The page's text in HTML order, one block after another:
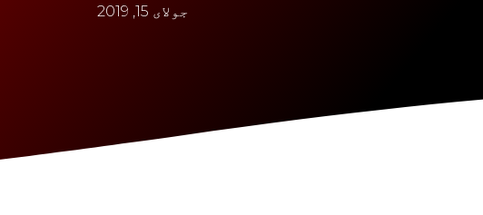
جولای 15, 2019